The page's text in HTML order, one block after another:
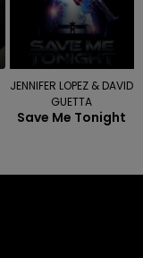
JENNIFER LOPEZ & DAVID
GUETTA
Save Me Tonight